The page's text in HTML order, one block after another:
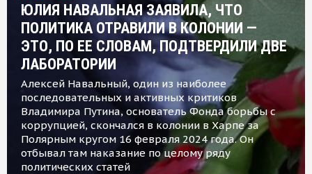
ЮЛИЯ НАВАЛЬНАЯ ЗАЯВИЛА, ЧТО
ПОЛИТИКА ОТРАВИЛИ В КОЛОНИИ —
ЭТО, ПО ЕЕ СЛОВАМ, ПОДТВЕРДИЛИ ДВЕ
ЛАБОРАТОРИИ
Алексей Навальный, один из наиболее
последовательных и активных критиков
Владимира Путина, основатель Фонда борьбы с
коррупцией, скончался в колонии в Харпе за
Полярным кругом 16 февраля 2024 года. Он
отбывал там наказание по целому ряду
политических статей